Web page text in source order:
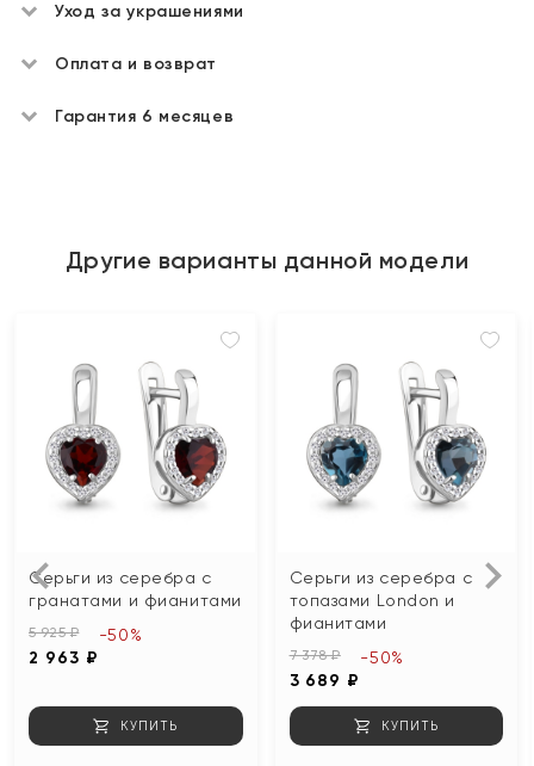
Уход за украшениями
Оплата и возврат
Гарантия 6 месяцев
Другие варианты данной модели
Серьги из серебра с
гранатами и фианитами
5 925 ₽
2 963 ₽
-50%
КУПИТЬ
Серьги из серебра с
топазами London и
фианитами
7 378 ₽
3 689 ₽
-50%
КУПИТЬ